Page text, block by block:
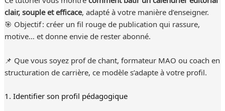
clair, souple et efficace, adapté à votre manière d’enseigner.
🎯 Objectif : créer un fil rouge de publication qui rassure,
motive… et donne envie de rester abonné.
📌 Que vous soyez prof de chant, formateur MAO ou coach en
structuration de carrière, ce modèle s’adapte à votre profil.
1. Identifier son profil pédagogique